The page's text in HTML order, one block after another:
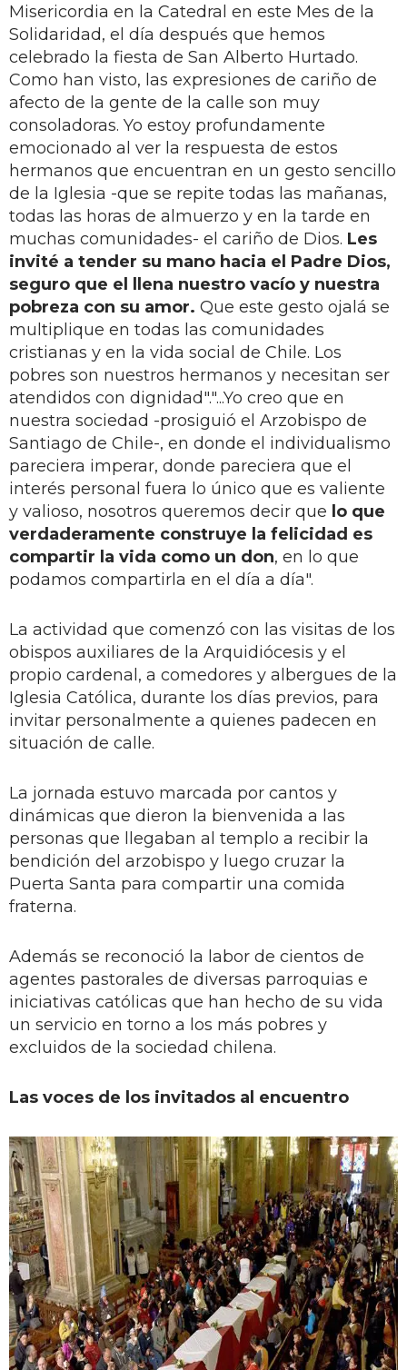
Misericordia en la Catedral en este Mes de la
Solidaridad, el día después que hemos
celebrado la fiesta de San Alberto Hurtado.
Como han visto, las expresiones de cariño de
afecto de la gente de la calle son muy
consoladoras. Yo estoy profundamente
emocionado al ver la respuesta de estos
hermanos que encuentran en un gesto sencillo
de la Iglesia -que se repite todas las mañanas,
todas las horas de almuerzo y en la tarde en
muchas comunidades- el cariño de Dios. Les
invité a tender su mano hacia el Padre Dios,
seguro que el llena nuestro vacío y nuestra
pobreza con su amor. Que este gesto ojalá se
multiplique en todas las comunidades
cristianas y en la vida social de Chile. Los
pobres son nuestros hermanos y necesitan ser
atendidos con dignidad"."...Yo creo que en
nuestra sociedad -prosiguió el Arzobispo de
Santiago de Chile-, en donde el individualismo
pareciera imperar, donde pareciera que el
interés personal fuera lo único que es valiente
y valioso, nosotros queremos decir que lo que
verdaderamente construye la felicidad es
compartir la vida como un don, en lo que
podamos compartirla en el día a día".
La actividad que comenzó con las visitas de los
obispos auxiliares de la Arquidiócesis y el
propio cardenal, a comedores y albergues de la
Iglesia Católica, durante los días previos, para
invitar personalmente a quienes padecen en
situación de calle.
La jornada estuvo marcada por cantos y
dinámicas que dieron la bienvenida a las
personas que llegaban al templo a recibir la
bendición del arzobispo y luego cruzar la
Puerta Santa para compartir una comida
fraterna.
Además se reconoció la labor de cientos de
agentes pastorales de diversas parroquias e
iniciativas católicas que han hecho de su vida
un servicio en torno a los más pobres y
excluidos de la sociedad chilena.
Las voces de los invitados al encuentro